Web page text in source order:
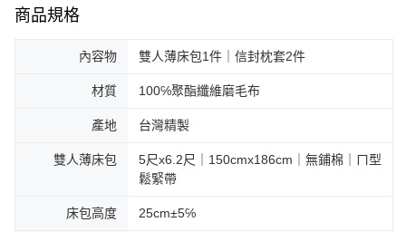
商品規格
內容物 雙人薄床包1件｜信封枕套2件
材質 100℅聚酯纖維磨毛布
產地 台灣精製
雙人薄床包
5尺x6.2尺｜150cmx186cm｜無鋪棉｜ㄇ型
鬆緊帶
床包高度 25cm±5℅